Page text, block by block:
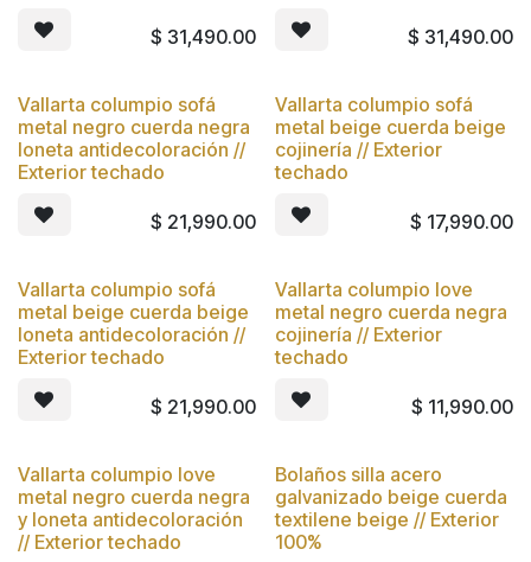
$ 31,490.00 $ 31,490.00
Nuevo
Vallarta columpio sofá
metal negro cuerda negra
loneta antidecoloración //
Exterior techado
$ 21,990.00
Nuevo
Vallarta columpio sofá
metal beige cuerda beige
cojinería // Exterior
techado
$ 17,990.00
Nuevo
Vallarta columpio sofá
metal beige cuerda beige
loneta antidecoloración //
Exterior techado
$ 21,990.00
Nuevo
Vallarta columpio love
metal negro cuerda negra
cojinería // Exterior
techado
$ 11,990.00
Nuevo
Vallarta columpio love
metal negro cuerda negra
y loneta antidecoloración
// Exterior techado
Nuevo
Bolaños silla acero
galvanizado beige cuerda
textilene beige // Exterior
100%